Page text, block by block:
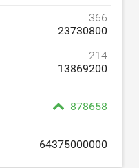
366
23730800
214
13869200
878658
64375000000